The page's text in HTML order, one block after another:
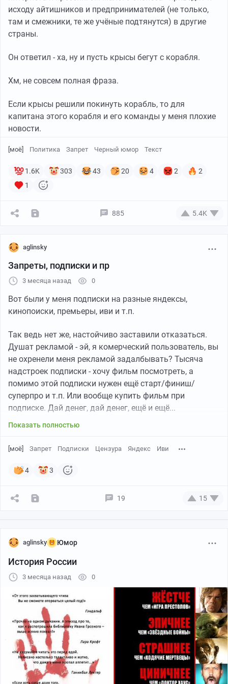
ближе к середине.
И это именно нормально, комфортно и супер. Что
отели, что дома.
Тоже был
исходу айтишников и предпринимателей (не только,
там и смежники, те же учёные подтянутся) в другие
страны.
Он ответил - ха, ну и пусть крысы бегут с корабля.
Хм, не совсем полная фраза.
Если крысы решили покинуть корабль, то для
капитана этого корабля и его команды у меня плохие
новости.
[моё] Политика Запрет Черный юмор Текст
1.6K 303 43 20 4 2
2
1
885 5.4K
aglinsky
Запреты, подписки и пр
3 месяца назад 0
Вот были у меня подписки на разные яндексы,
кинопоиски, премьеры, иви и т.п.
Так ведь нет же, настойчиво заставили отказаться.
Душат рекламой - эй, я комерческий пользователь, вы
не охренели меня рекламой задалбывать? Тысяча
надстроек подписки - хочу фильм посмотреть, а
помимо этой подписки нужен ещё старт/финиш/
суперпро и т.п. Или вообще купить фильм при
подписке. Дай денег, дай денег, ещё и ещё...
Показать полностью
[моё] Запрет Подписки Цензура Яндекс Иви
4 3
19 15
aglinsky Юмор
История России
3 месяца назад 0